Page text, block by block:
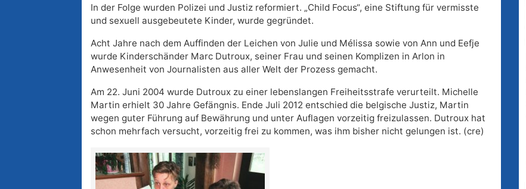
In der Folge wurden Polizei und Justiz reformiert. „Child Focus“, eine Stiftung für vermisste
und sexuell ausgebeutete Kinder, wurde gegründet.
Acht Jahre nach dem Auffinden der Leichen von Julie und Mélissa sowie von Ann und Eefje
wurde Kinderschänder Marc Dutroux, seiner Frau und seinen Komplizen in Arlon in
Anwesenheit von Journalisten aus aller Welt der Prozess gemacht.
Am 22. Juni 2004 wurde Dutroux zu einer lebenslangen Freiheitsstrafe verurteilt. Michelle
Martin erhielt 30 Jahre Gefängnis. Ende Juli 2012 entschied die belgische Justiz, Martin
wegen guter Führung auf Bewährung und unter Auflagen vorzeitig freizulassen. Dutroux hat
schon mehrfach versucht, vorzeitig frei zu kommen, was ihm bisher nicht gelungen ist. (cre)